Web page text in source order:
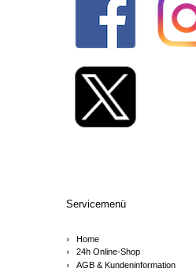
Servicemenü
Home
24h Online-Shop
AGB & Kundeninformation